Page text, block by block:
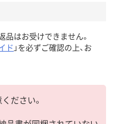
品はお受けできません。
ド 」を必ずご確認の上、お
ださい。